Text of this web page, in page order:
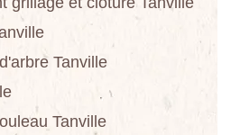
Tanville
Tanville